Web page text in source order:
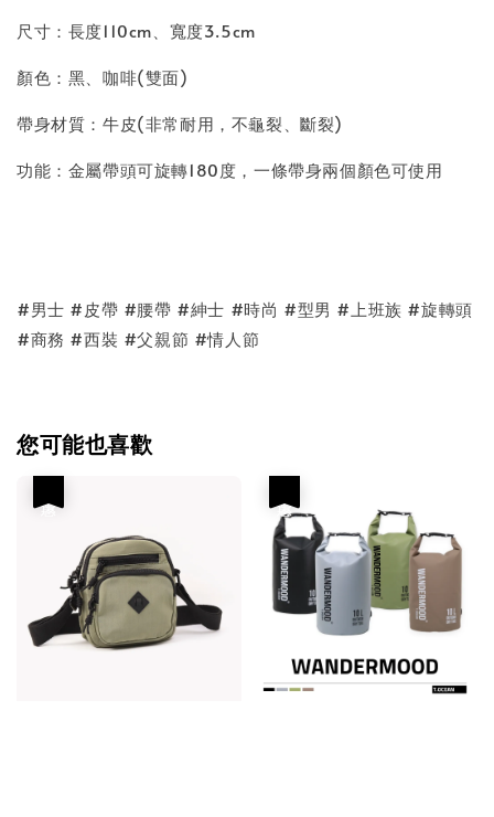
尺寸：長度110cm、寬度3.5cm
顏色：黑、咖啡(雙面)
帶身材質：牛皮(非常耐用，不龜裂、斷裂)
功能：金屬帶頭可旋轉180度，一條帶身兩個顏色可使用
#男士 #皮帶 #腰帶 #紳士 #時尚 #型男 #上班族 #旋轉頭
#商務 #西裝 #父親節 #情人節
您可能也喜歡